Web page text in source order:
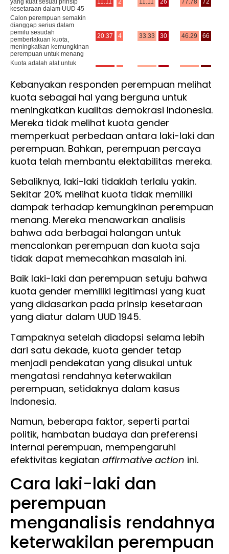
Kebanyakan responden perempuan melihat
kuota sebagai hal yang berguna untuk
meningkatkan kualitas demokrasi Indonesia.
Mereka tidak melihat kuota gender
memperkuat perbedaan antara laki-laki dan
perempuan. Bahkan, perempuan percaya
kuota telah membantu elektabilitas mereka.
Sebaliknya, laki-laki tidaklah terlalu yakin.
Sekitar 20% melihat kuota tidak memiliki
dampak terhadap kemungkinan perempuan
menang. Mereka menawarkan analisis
bahwa ada berbagai halangan untuk
mencalonkan perempuan dan kuota saja
tidak dapat memecahkan masalah ini.
Baik laki-laki dan perempuan setuju bahwa
kuota gender memiliki legitimasi yang kuat
yang didasarkan pada prinsip kesetaraan
yang diatur dalam UUD 1945.
Tampaknya setelah diadopsi selama lebih
dari satu dekade, kuota gender tetap
menjadi pendekatan yang disukai untuk
mengatasi rendahnya keterwakilan
perempuan, setidaknya dalam kasus
Indonesia.
Namun, beberapa faktor, seperti partai
politik, hambatan budaya dan preferensi
internal perempuan, mempengaruhi
efektivitas kegiatan affirmative action ini.
Cara laki-laki dan
perempuan
menganalisis rendahnya
keterwakilan perempuan